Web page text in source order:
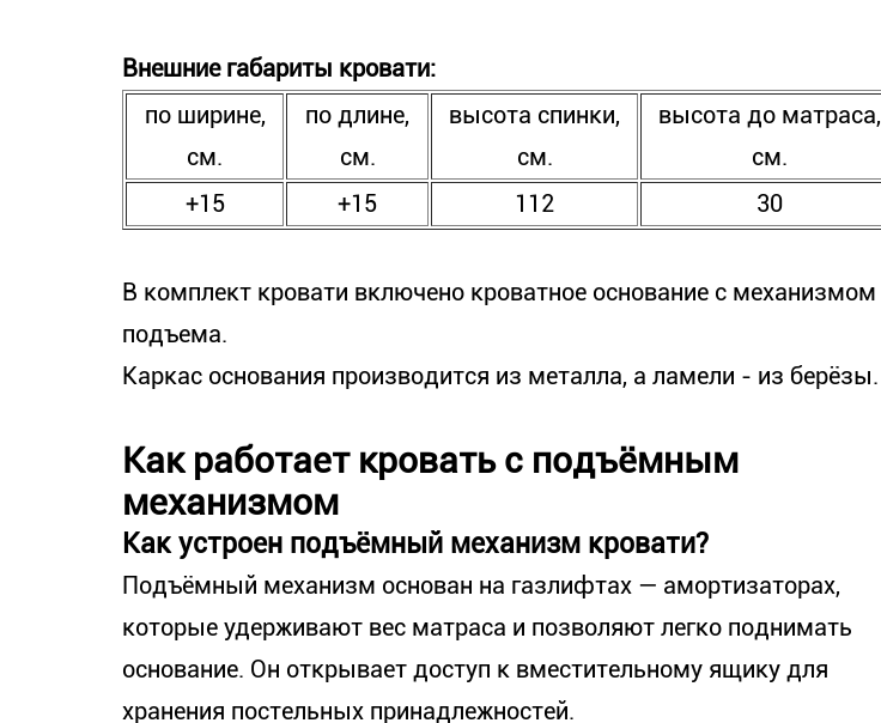
Внешние габариты кровати:
по ширине,
см.
по длине,
см.
высота спинки,
см.
высота до матраса,
см.
+15
+15 112 30
В комплект кровати включено кроватное основание с механизмом
подъема.
Каркас основания производится из металла, а ламели - из берёзы.
Как работает кровать с подъёмным
механизмом
Как устроен подъёмный механизм кровати?
Подъёмный механизм основан на газлифтах — амортизаторах,
которые удерживают вес матраса и позволяют легко поднимать
основание. Он открывает доступ к вместительному ящику для
хранения постельных принадлежностей.